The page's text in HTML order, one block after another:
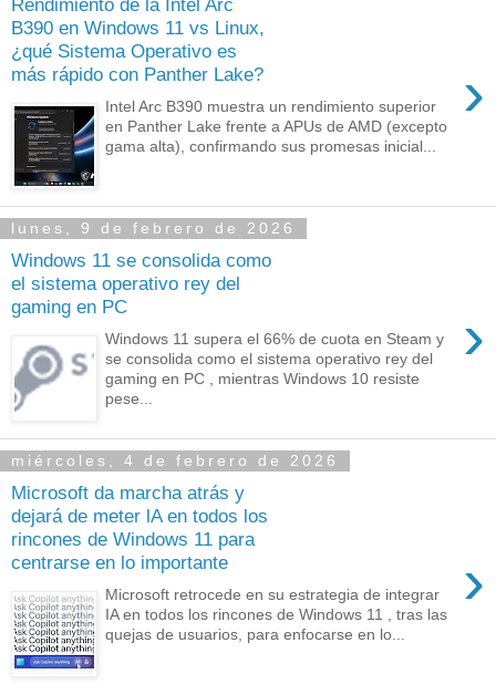
Rendimiento de la Intel Arc
B390 en Windows 11 vs Linux,
¿qué Sistema Operativo es
más rápido con Panther Lake?
›
Intel Arc B390 muestra un rendimiento superior
en Panther Lake frente a APUs de AMD (excepto
gama alta), confirmando sus promesas inicial...
lunes, 9 de febrero de 2026
Windows 11 se consolida como
el sistema operativo rey del
gaming en PC
›
Windows 11 supera el 66% de cuota en Steam y
se consolida como el sistema operativo rey del
gaming en PC , mientras Windows 10 resiste
pese...
miércoles, 4 de febrero de 2026
Microsoft da marcha atrás y
dejará de meter lA en todos los
rincones de Windows 11 para
centrarse en lo importante
›
Microsoft retrocede en su estrategia de integrar
IA en todos los rincones de Windows 11 , tras las
quejas de usuarios, para enfocarse en lo...